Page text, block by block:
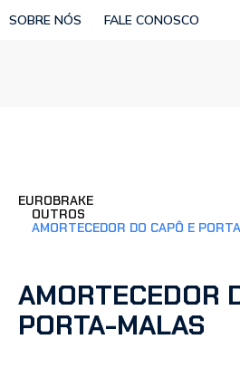
SOBRE NÓS FALE CONOSCO
EUROBRAKE
OUTROS
AMORTECEDOR DO CAPÔ E
AMORTECEDOR
PORTA-MALAS